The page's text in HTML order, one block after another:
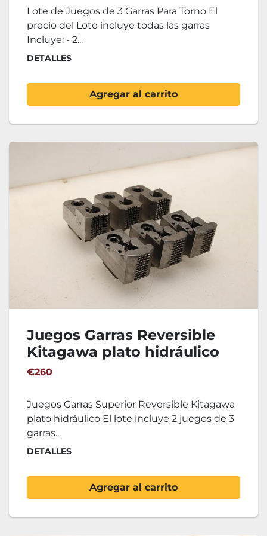
Lote de Juegos de 3 Garras Para Torno El
precio del Lote incluye todas las garras
Incluye: - 2...
DETALLES
Agregar al carrito
Juegos Garras Reversible
Kitagawa plato hidráulico
€260
Juegos Garras Superior Reversible Kitagawa
plato hidráulico El lote incluye 2 juegos de 3
garras...
DETALLES
Agregar al carrito